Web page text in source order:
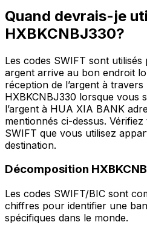
Quand devrais-je
HXBKCNBJ330?
Les codes SWIFT sont
argent arrive au bon endroit
réception de l’argent à
HXBKCNBJ330 lorsque vous
l’argent à HUA XIA BANK
mentionnés ci-dessus.
SWIFT que vous utilisez
destination.
Décomposition
Les codes SWIFT/BIC sont
chiffres pour identifier une
spécifiques dans le monde.